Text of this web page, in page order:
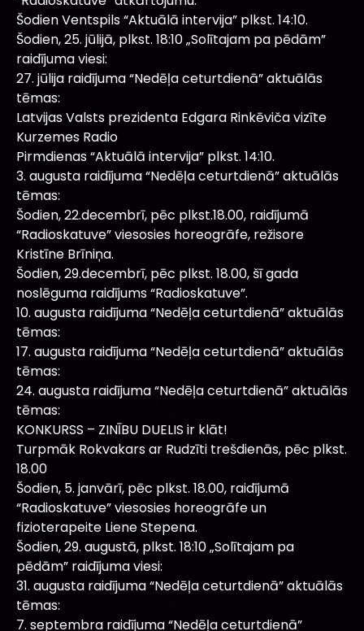
Šodien Ventspils “Aktuālā intervija” plkst. 14:10.
Šodien, 25. jūlijā, plkst. 18:10 „Solītajam pa pēdām”
raidījuma viesi:
27. jūlija raidījuma “Nedēļa ceturtdienā” aktuālās
tēmas:
Latvijas Valsts prezidenta Edgara Rinkēviča vizīte
Kurzemes Radio
Pirmdienas “Aktuālā intervija” plkst. 14:10.
3. augusta raidījuma “Nedēļa ceturtdienā” aktuālās
tēmas:
Šodien, 22.decembrī, pēc plkst.18.00, raidījumā
“Radioskatuve” viesosies horeogrāfe, režisore
Kristīne Brīniņa.
Šodien, 29.decembrī, pēc plkst. 18.00, šī gada
noslēguma raidījums “Radioskatuve”.
10. augusta raidījuma “Nedēļa ceturtdienā” aktuālās
tēmas:
17. augusta raidījuma “Nedēļa ceturtdienā” aktuālās
tēmas:
24. augusta raidījuma “Nedēļa ceturtdienā” aktuālās
tēmas:
KONKURSS – ZINĪBU DUELIS ir klāt!
Turpmāk Rokvakars ar Rudzīti trešdienās, pēc plkst.
18.00
Šodien, 5. janvārī, pēc plkst. 18.00, raidījumā
“Radioskatuve” viesosies horeogrāfe un
fizioterapeite Liene Stepena.
Šodien, 29. augustā, plkst. 18:10 „Solītajam pa
pēdām” raidījuma viesi:
31. augusta raidījuma “Nedēļa ceturtdienā” aktuālās
tēmas:
7. septembra raidījuma “Nedēļa ceturtdienā”